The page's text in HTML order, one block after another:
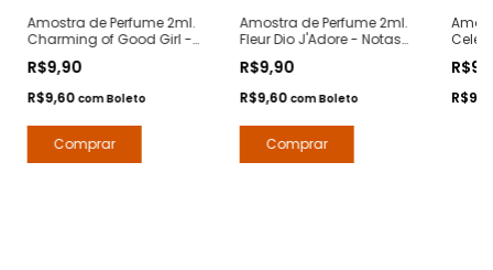
Amostra de Perfume 2ml.
Charming of Good Girl -
Herrera - Contratipos
Premium - Arte 1 Perfumes
R$9,90
R$9,60 comBoleto
Amostra de Perfume 2ml.
Fleur Dio J'Adore - Notas
Premium - Arte 1 Perfumes
R$9,90
R$9,60 comBoleto
Arte 1